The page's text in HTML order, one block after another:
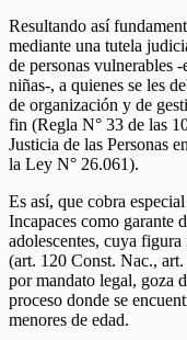
Resultando así
mediante una tutela
de personas vulnerables
niñas-, a quienes se les
de organización y de
fin (Regla N° 33 de las
Justicia de las Personas
la Ley N° 26.061).
Es así, que cobra
Incapaces como garante
adolescentes, cuya
(art. 120 Const. Nac.,
por mandato legal, goza
proceso donde se
menores de edad.